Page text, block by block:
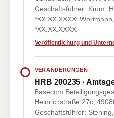
Geschäftsführer: Krum,
*XX.XX.XXXX;
*XX.XX.XXXX.
Veröffentlichung und
VERÄNDERUNGEN
HRB 200235 ·
Basecom
Heinrichstraße 27c,
Geschäftsführer: